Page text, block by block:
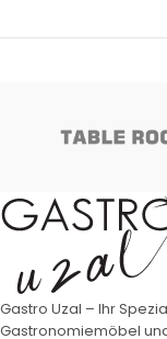
Gastro Uzal – Ihr
Gastronomiemöbel